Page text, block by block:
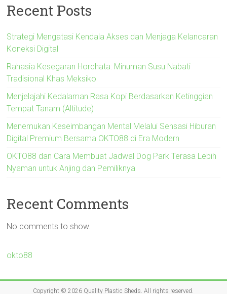
Recent Posts
Strategi Mengatasi Kendala Akses dan Menjaga Kelancaran
Koneksi Digital
Rahasia Kesegaran Horchata: Minuman Susu Nabati
Tradisional Khas Meksiko
Menjelajahi Kedalaman Rasa Kopi Berdasarkan Ketinggian
Tempat Tanam (Altitude)
Menemukan Keseimbangan Mental Melalui Sensasi Hiburan
Digital Premium Bersama OKTO88 di Era Modern
OKTO88 dan Cara Membuat Jadwal Dog Park Terasa Lebih
Nyaman untuk Anjing dan Pemiliknya
Recent Comments
No comments to show.
okto88
Copyright © 2026 Quality Plastic Sheds . All rights reserved.